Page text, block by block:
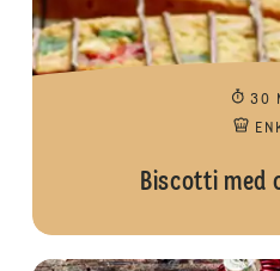
30
Biscotti med